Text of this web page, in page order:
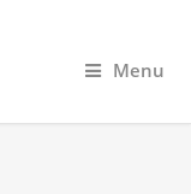
Menu